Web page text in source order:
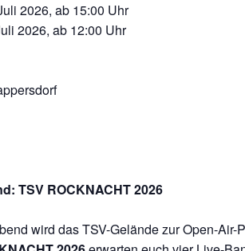
2026, ab 15:00 Uhr
2026, ab 12:00 Uhr
TSV ROCKNACHT 2026
wird das TSV-Gelände zur Open-Air-